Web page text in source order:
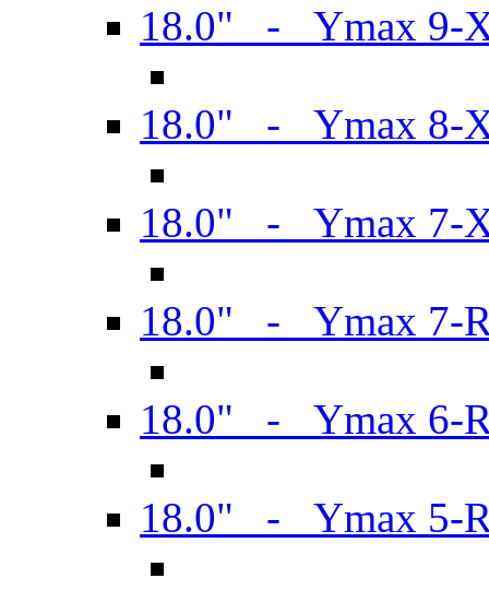
18.0" - Ymax 9-
18.0" - Ymax 8-
18.0" - Ymax 7-
18.0" - Ymax 7-
18.0" - Ymax 6-
18.0" - Ymax 5-